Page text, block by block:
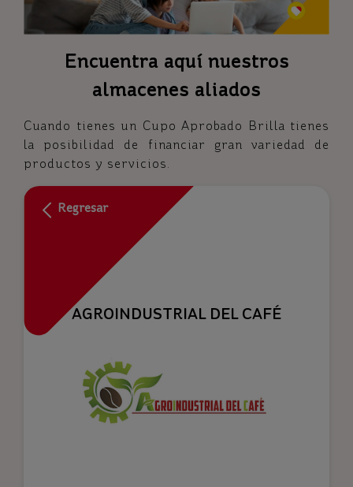
Encuentra aquí nuestros
almacenes aliados
Cuando tienes un Cupo Aprobado Brilla tienes
la posibilidad de financiar gran variedad de
productos y servicios.
Regresar
AGROINDUSTRIAL DEL CAFÉ